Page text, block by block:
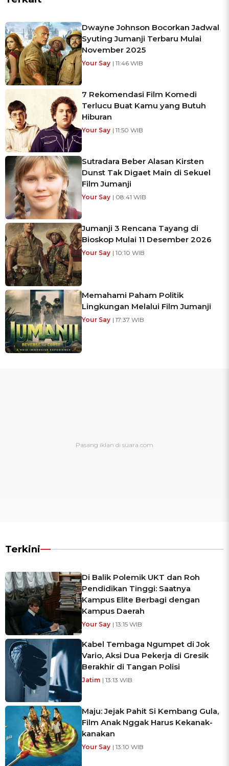
Dwayne Johnson Bocorkan Jadwal
Syuting Jumanji Terbaru Mulai
November 2025
Your Say | 11:46 WIB
7 Rekomendasi Film Komedi
Terlucu Buat Kamu yang Butuh
Hiburan
Your Say | 11:50 WIB
Sutradara Beber Alasan Kirsten
Dunst Tak Digaet Main di Sekuel
Film Jumanji
Your Say | 08:41 WIB
Jumanji 3 Rencana Tayang di
Bioskop Mulai 11 Desember 2026
Your Say | 10:10 WIB
Memahami Paham Politik
Lingkungan Melalui Film Jumanji
Your Say | 17:37 WIB
Terkini
Di Balik Polemik UKT dan Roh
Pendidikan Tinggi: Saatnya
Kampus Elite Berbagi dengan
Kampus Daerah
Your Say | 13:15 WIB
Kabel Tembaga Ngumpet di Jok
Vario, Aksi Dua Pekerja di Gresik
Berakhir di Tangan Polisi
Jatim | 13:13 WIB
Maju: Jejak Pahit Si Kembang Gula,
Film Anak Nggak Harus Kekanak-
kanakan
Your Say | 13:10 WIB